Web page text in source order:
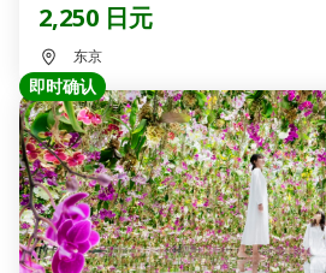
2,250 日元
东京
即时确认